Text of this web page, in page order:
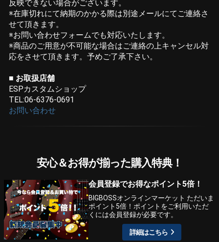
反映できない場合がございます。
※在庫切れにて納期のかかる際は別途メールにてご連絡さ
せて頂きます。
※お問い合わせフォームでも対応いたします。
※商品のご用意が不可能な場合はご連絡の上キャンセル対
応をさせて頂きます。予めご了承下さい。
■ お取扱店舗
ESPカスタムショップ
TEL:06-6376-0691
お問い合わせ
安心＆お得が揃った購入特典！
会員登録でお得なポイント5倍！
BIGBOSSオンラインマーケット ただいま
ポイント5倍！ポイントをご利用いただ
くには会員登録が必要です。
詳細はこちら